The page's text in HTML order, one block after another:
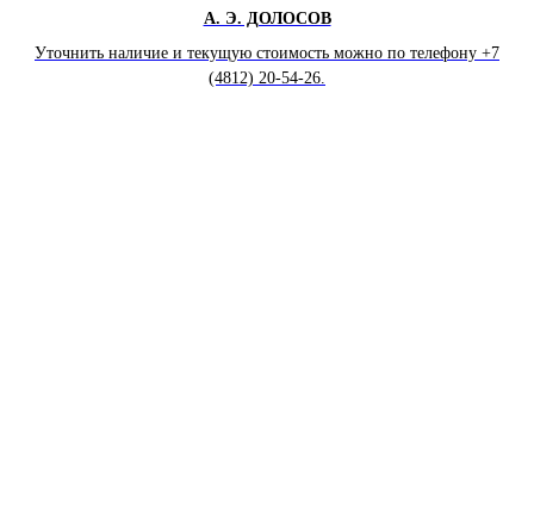
А. Э. ДОЛОСОВ
Уточнить наличие и текущую стоимость можно по телефону +7
(4812) 20-54-26.